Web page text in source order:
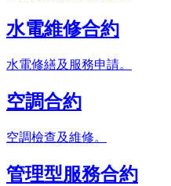
水電維修合約
水電修繕及服務申請。
空調合約
空調檢查及維修。
管理型服務合約